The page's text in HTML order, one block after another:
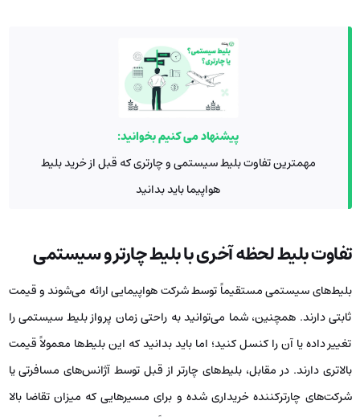
پیشنهاد می کنیم بخوانید:
مهمترین تفاوت بلیط‌ سیستمی و چارتری که قبل از خرید بلیط
هواپیما باید بدانید
تفاوت بلیط لحظه آخری با بلیط چارتر و سیستمی
بلیط‌های سیستمی مستقیماً توسط شرکت هواپیمایی ارائه می‌شوند و قیمت
ثابتی دارند. همچنین، شما می‌توانید به راحتی زمان پرواز بلیط سیستمی را
تغییر داده یا آن را کنسل کنید؛ اما باید بدانید که این بلیط‌ها معمولاً قیمت
بالاتری دارند. در مقابل، بلیط‌های چارتر از قبل توسط آژانس‌های مسافرتی یا
شرکت‌های چارترکننده خریداری شده و برای مسیرهایی که میزان تقاضا بالا